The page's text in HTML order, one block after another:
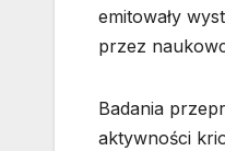
emitowały
przez
Badania
aktywności